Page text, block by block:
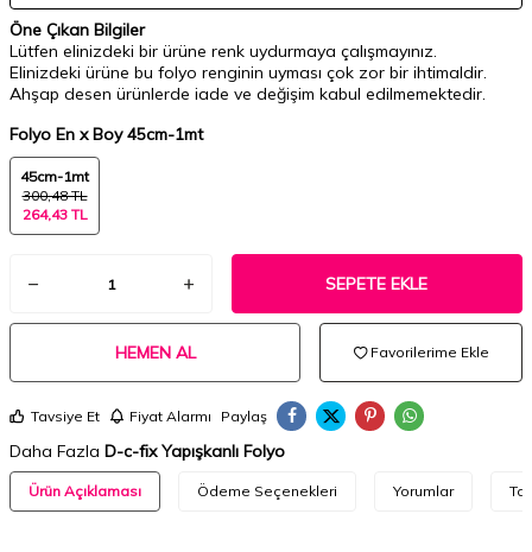
Öne Çıkan Bilgiler
Lütfen elinizdeki bir ürüne renk uydurmaya çalışmayınız.
Elinizdeki ürüne bu folyo renginin uyması çok zor bir ihtimaldir.
Ahşap desen ürünlerde iade ve değişim kabul edilmemektedir.
Folyo En x Boy45cm-1mt
45cm-1mt
300,48 TL
264,43 TL
SEPETE EKLE
HEMEN AL Favorilerime Ekle
Tavsiye Et Fiyat Alarmı Paylaş
Daha Fazla D-c-fix Yapışkanlı Folyo
Ürün Açıklaması Ödeme Seçenekleri Yorumlar